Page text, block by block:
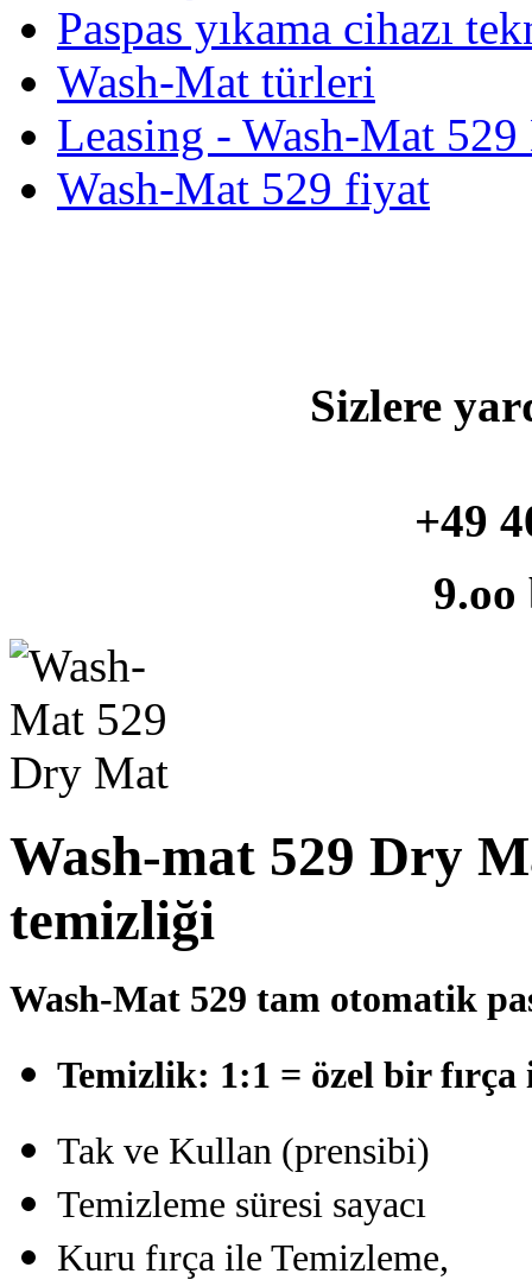
Paspas yıkama cihazı
Wash-Mat türleri
Leasing - Wash-Mat
Wash-Mat 529 fiyat
Sizlere
+49
9.oo
Wash-mat 529 Dry
temizliği
Wash-Mat 529 tam otomatik
Temizlik: 1:1 = özel bir
Tak ve Kullan (prensibi)
Temizleme süresi sayacı
Kuru fırça ile Temizleme,